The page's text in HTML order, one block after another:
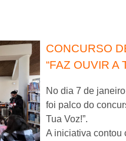
CONCURSO
“FAZ OUVIR A
No dia 7 de
foi palco do
Tua Voz!”.
A iniciativa contou